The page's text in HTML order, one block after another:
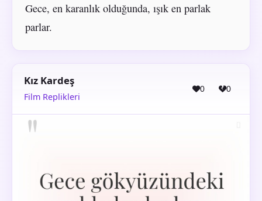
Gece, en karanlık olduğunda, ışık en parlak
parlar.
Kız Kardeş
Film Replikleri
0 0